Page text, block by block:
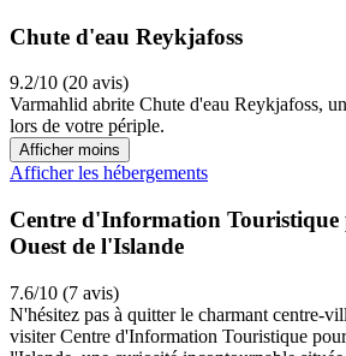
Chute d'eau Reykjafoss
9.2/10 (20 avis)
Varmahlid abrite Chute d'eau Reykjafoss,
lors de votre périple.
Afficher moins
Afficher les hébergements
Centre d'Information
Ouest de l'Islande
7.6/10 (7 avis)
N'hésitez pas à quitter le charmant centre-
visiter Centre d'Information Touristique